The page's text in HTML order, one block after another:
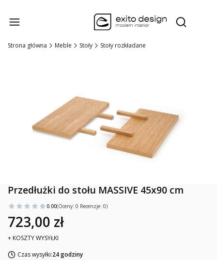
Otwórz
Strona główna Meble Stoły Stoły rozkładane
Przedłużki do stołu MASSIVE 45x90 cm
0.00(Oceny: 0 Recenzje: 0)
723,00 zł
+ KOSZTY WYSYŁKI
Czas wysyłki:24 godziny